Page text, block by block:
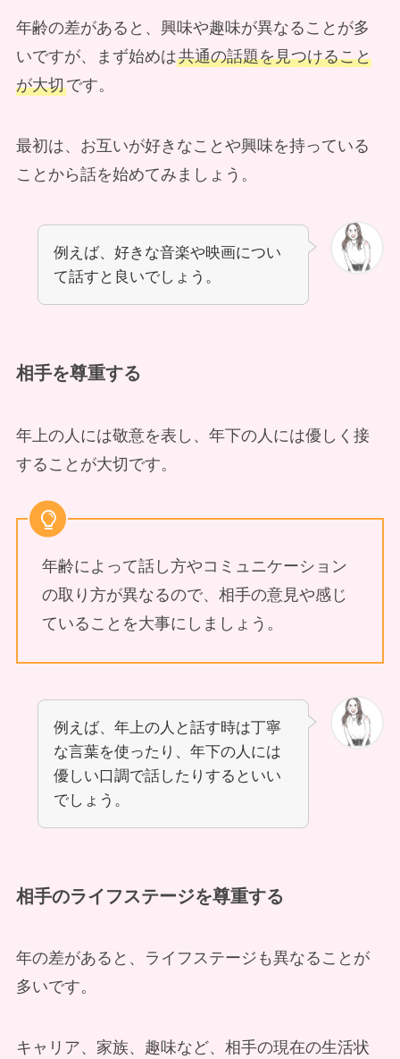
年齢の差があると、興味や趣味が異なることが多
いですが、まず始めは共通の話題を見つけること
が大切です。
最初は、お互いが好きなことや興味を持っている
ことから話を始めてみましょう。
例えば、好きな音楽や映画につい
て話すと良いでしょう。
相手を尊重する
年上の人には敬意を表し、年下の人には優しく接
することが大切です。
年齢によって話し方やコミュニケーション
の取り方が異なるので、相手の意見や感じ
ていることを大事にしましょう。
例えば、年上の人と話す時は丁寧
な言葉を使ったり、年下の人には
優しい口調で話したりするといい
でしょう。
相手のライフステージを尊重する
年の差があると、ライフステージも異なることが
多いです。
キャリア、家族、趣味など、相手の現在の生活状